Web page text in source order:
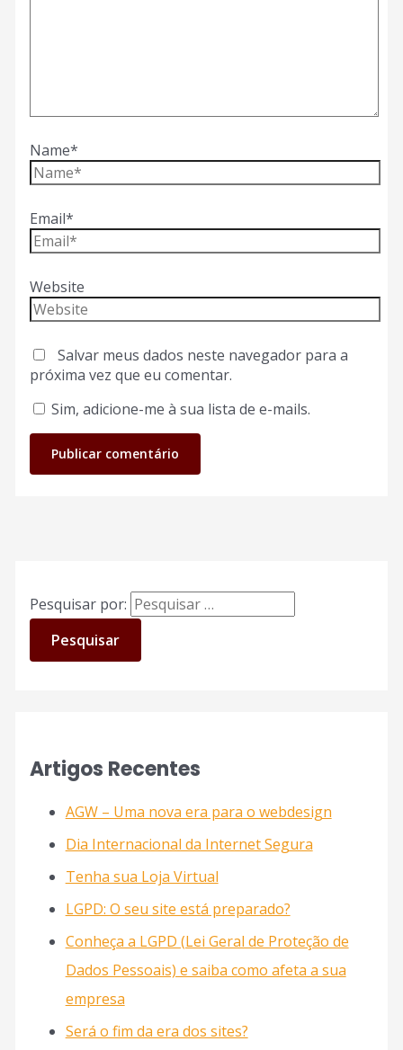
Name*
Email*
Website
Salvar meus dados neste navegador para a
próxima vez que eu comentar.
Sim, adicione-me à sua lista de e-mails.
Pesquisar por:
Artigos Recentes
AGW – Uma nova era para o webdesign
Dia Internacional da Internet Segura
Tenha sua Loja Virtual
LGPD: O seu site está preparado?
Conheça a LGPD (Lei Geral de Proteção de
Dados Pessoais) e saiba como afeta a sua
empresa
Será o fim da era dos sites?